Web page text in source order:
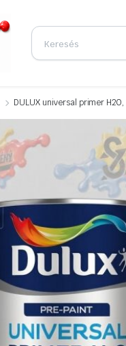
DULUX universal primer